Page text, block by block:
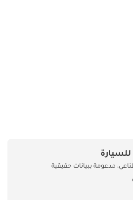
مدعومة ببيانات حقيقية